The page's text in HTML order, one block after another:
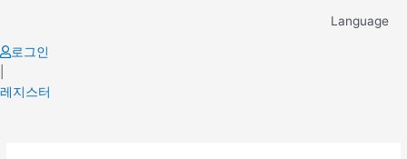
content
Language
로그인
레지스터